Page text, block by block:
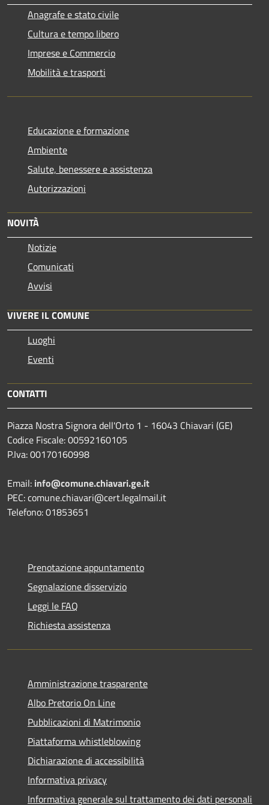
Anagrafe e stato civile
Cultura e tempo libero
Imprese e Commercio
Mobilità e trasporti
Educazione e formazione
Ambiente
Salute, benessere e assistenza
Autorizzazioni
NOVITÀ
Notizie
Comunicati
Avvisi
VIVERE IL COMUNE
Luoghi
Eventi
CONTATTI
Piazza Nostra Signora dell'Orto 1 - 16043 Chiavari (GE)
Codice Fiscale: 00592160105
P.Iva: 00170160998
Email: info@comune.chiavari.ge.it
PEC: comune.chiavari@cert.legalmail.it
Telefono: 01853651
Prenotazione appuntamento
Segnalazione disservizio
Leggi le FAQ
Richiesta assistenza
Amministrazione trasparente
Albo Pretorio On Line
Pubblicazioni di Matrimonio
Piattaforma whistleblowing
Dichiarazione di accessibilità
Informativa privacy
Informativa generale sul trattamento dei dati personali